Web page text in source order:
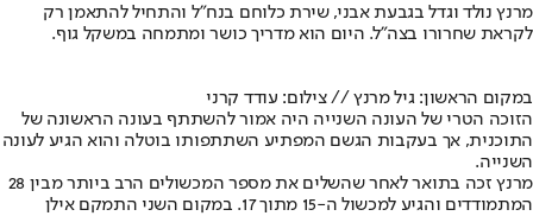
מרנץ נולד וגדל בגבעת אבני, שירת כלוחם בנח״ל והתחיל להתאמן רק
לקראת שחרורו בצה״ל. היום הוא מדריך כושר ומתמחה במשקל גוף.
במקום הראשון: גיל מרנץ // צילום: עודד קרני
הזוכה הטרי של העונה השנייה היה אמור להשתתף בעונה הראשונה של
התוכנית, אך בעקבות הגשם המפתיע השתתפותו בוטלה והוא הגיע לעונה
השנייה.
מרנץ זכה בתואר לאחר שהשלים את מספר המכשולים הרב ביותר מבין 28
המתמודדים והגיע למכשול ה-15 מתוך 17. במקום השני התמקם אילן